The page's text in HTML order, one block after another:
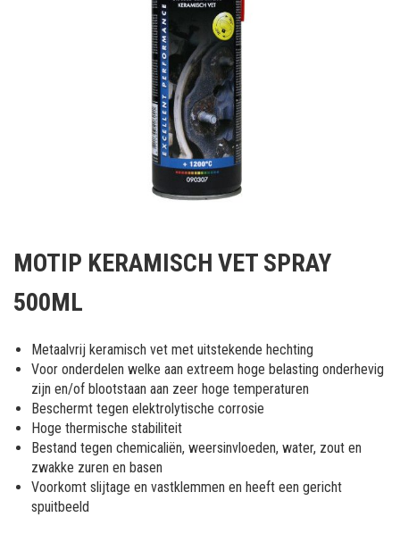
het
van
afbeeldingen-
gallerij
MOTIP KERAMISCH VET SPRAY
500ML
Metaalvrij keramisch vet met uitstekende hechting
Voor onderdelen welke aan extreem hoge belasting onderhevig
zijn en/of blootstaan aan zeer hoge temperaturen
Beschermt tegen elektrolytische corrosie
Hoge thermische stabiliteit
Bestand tegen chemicaliën, weersinvloeden, water, zout en
zwakke zuren en basen
Voorkomt slijtage en vastklemmen en heeft een gericht
spuitbeeld